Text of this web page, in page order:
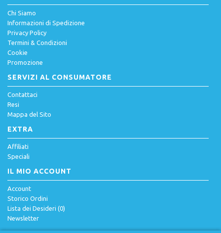
Chi Siamo
Informazioni di Spedizione
Privacy Policy
Termini & Condizioni
Cookie
Promozione
SERVIZI AL CONSUMATORE
Contattaci
Resi
Mappa del Sito
EXTRA
Affiliati
Speciali
IL MIO ACCOUNT
Account
Storico Ordini
Lista dei Desideri (0)
Newsletter